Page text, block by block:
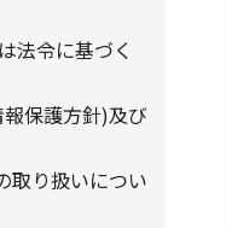
法令に基づく
保護方針)及び
取り扱いについ